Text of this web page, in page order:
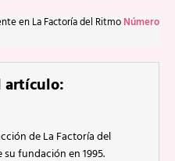
en La Factoría del Ritmo Número
artículo:
de La Factoría del
su fundación en 1995.